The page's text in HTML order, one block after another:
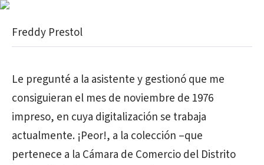
Freddy Prestol
Le pregunté a la asistente y gestionó que me
consiguieran el mes de noviembre de 1976
impreso, en cuya digitalización se trabaja
actualmente. ¡Peor!, a la colección –que
pertenece a la Cámara de Comercio del Distrito